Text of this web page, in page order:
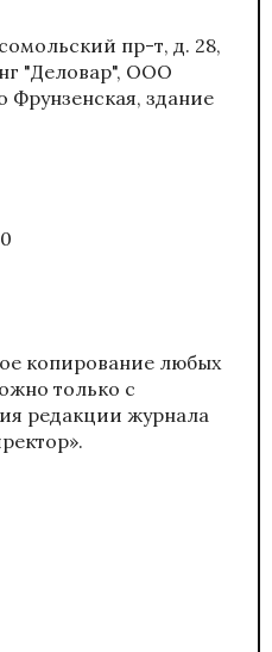
пр-т, д. 28,
"Деловар", ООО
здание
копирование любых
только с
редакции журнала